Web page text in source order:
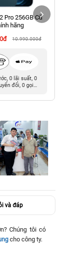
(Tân Bình
Pro 256GB Cũ
hãng
10.990.000đ
0 lãi suất, 0
đổi, 0 gọi
và đáp
Chúng tôi có
cho công ty.